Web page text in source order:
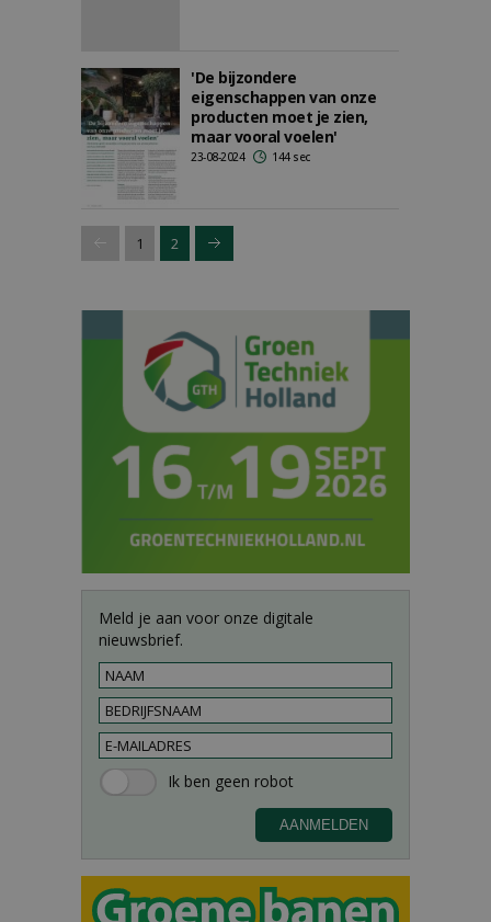
'De bijzondere
eigenschappen van onze
producten moet je zien,
maar vooral voelen'
23-08-2024 144 sec
1 2
Meld je aan voor onze digitale
nieuwsbrief.